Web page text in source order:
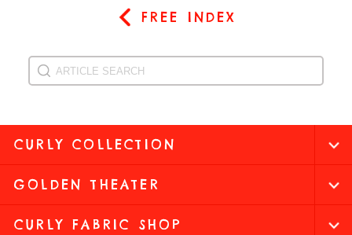
FREE INDEX
CURLY COLLECTION
GOLDEN THEATER
CURLY FABRIC SHOP